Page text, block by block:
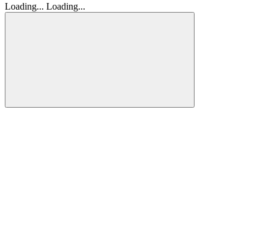
Loading... Loading...